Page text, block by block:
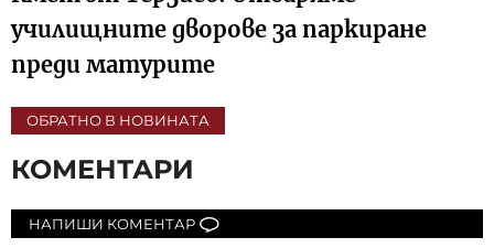
училищните дворове за паркиране
преди матурите
ОБРАТНО В НОВИНАТА
КОМЕНТАРИ
НАПИШИ КОМЕНТАР